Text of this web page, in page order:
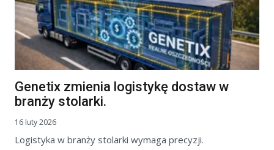
Genetix zmienia logistykę dostaw w
branży stolarki.
16 luty 2026
Logistyka w branży stolarki wymaga precyzji.